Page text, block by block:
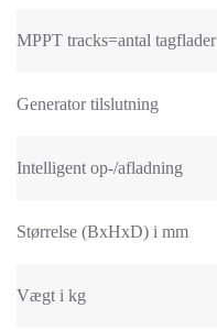
MPPT tracks=antal tagflader
Generator tilslutning
Intelligent op-/afladning
Størrelse (BxHxD) i mm
Vægt i kg